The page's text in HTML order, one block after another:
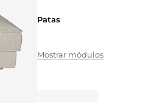
Patas
Mostrar módulos